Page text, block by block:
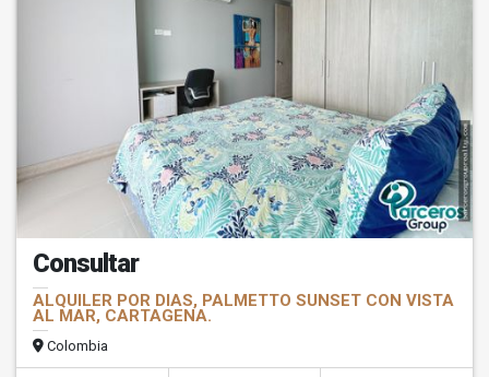
Consultar
ALQUILER POR DIAS, PALMETTO SUNSET CON VISTA
AL MAR, CARTAGENA.
Colombia